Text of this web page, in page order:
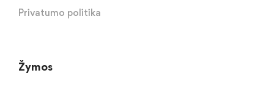
Privatumo politika
Žymos